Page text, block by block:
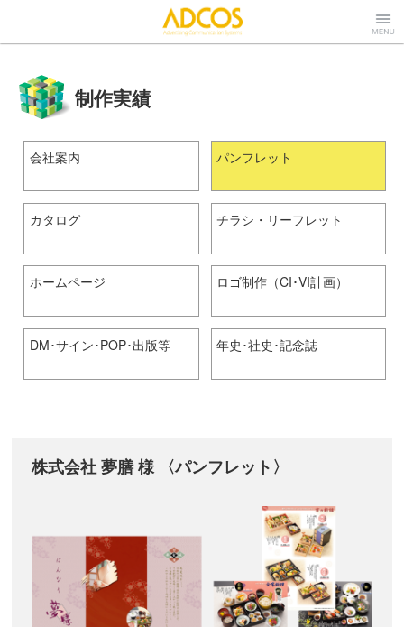
制作実績
会社案内 パンフレット
カタログ チラシ・リーフレット
ホームページ ロゴ制作（CI･VI計画）
DM･サイン･POP･出版等 年史･社史･記念誌
株式会社 夢膳 様 〈パンフレット〉